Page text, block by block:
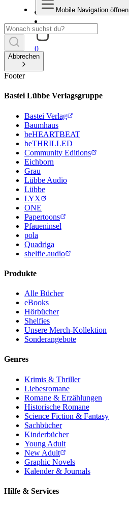
0
Mobile Navigation öffnen
Abbrechen
Footer
Bastei Lübbe Verlagsgruppe
Bastei Verlag
Baumhaus
beHEARTBEAT
beTHRILLED
Community Editions
Eichborn
Grau
Lübbe Audio
Lübbe
LYX
ONE
Papertoons
Pfaueninsel
pola
Quadriga
shelfie.audio
Produkte
Alle Bücher
eBooks
Hörbücher
Shelfies
Unsere Merch-Kollektion
Sonderangebote
Genres
Krimis & Thriller
Liebesromane
Romane & Erzählungen
Historische Romane
Science Fiction & Fantasy
Sachbücher
Kinderbücher
Young Adult
New Adult
Graphic Novels
Kalender & Journals
Hilfe & Services